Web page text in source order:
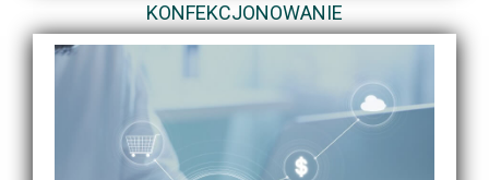
KONFEKCJONOWANIE